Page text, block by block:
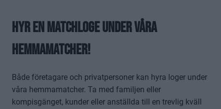
Hyr en matchloge under våra
hemmamatcher!
Både företagare och privatpersoner kan hyra loger under
våra hemmamatcher. Ta med familjen eller
kompisgänget, kunder eller anställda till en trevlig kväll